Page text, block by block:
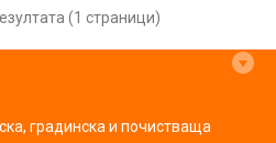
(1 страници)
градинска и почистваща